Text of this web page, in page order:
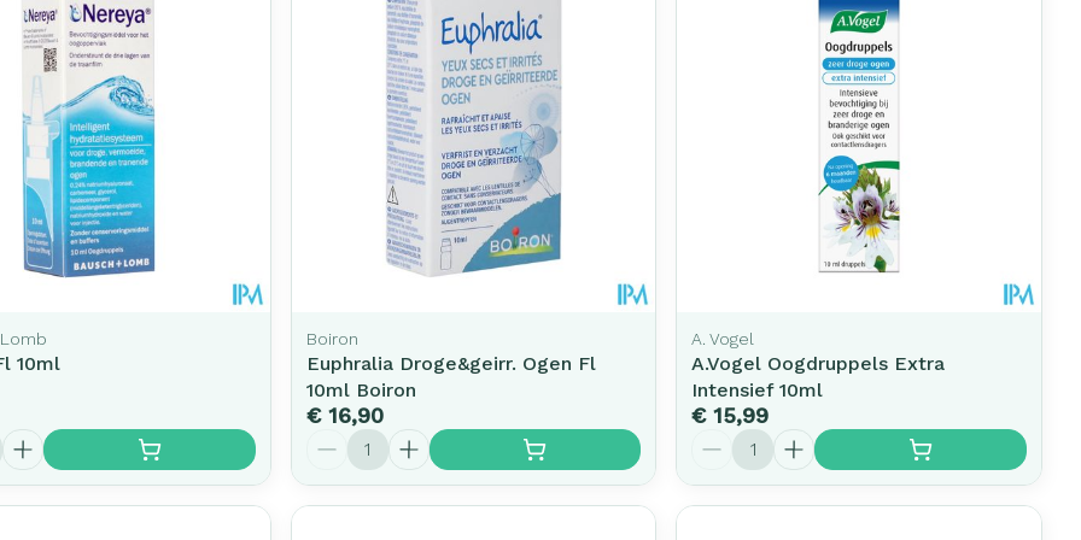
Insectenwerende
middelen
Parfums en
geurproducten
Zelfbruiner Scheren CBD
Toon meer
Mondmaskers
10ml
Boiron
Euphralia Droge&geirr. Ogen Fl
10ml Boiron
€ 16,90
Aantal
A. Vogel
A.Vogel Oogdruppels Extra
Intensief 10ml
€ 15,99
Aantal